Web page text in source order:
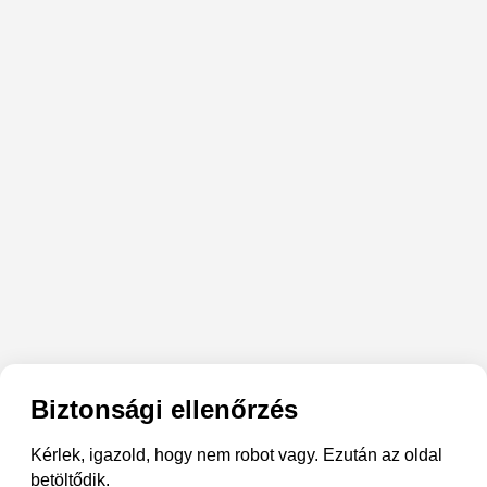
Biztonsági ellenőrzés
Kérlek, igazold, hogy nem robot vagy. Ezután az oldal
betöltődik.